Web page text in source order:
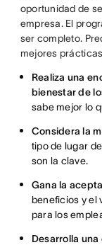
oportunidad de
empresa. El
ser completo.
mejores
Realiza una
bienestar de
sabe mejor lo
Considera la
tipo de lugar
son la clave.
Gana la
beneficios y el
para los
Desarrolla